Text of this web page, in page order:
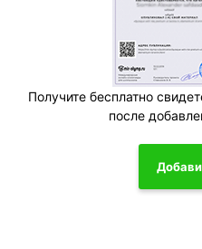
Получите бесплатно
после